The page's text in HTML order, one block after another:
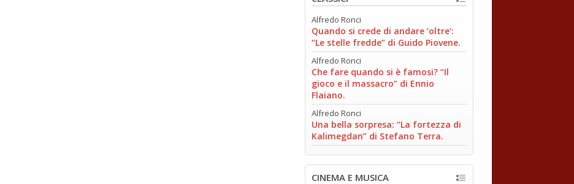
Alfredo Ronci
Quando si crede di andare ‘oltre’:
“Le stelle fredde” di Guido Piovene.
Alfredo Ronci
Che fare quando si è famosi? “Il
gioco e il massacro” di Ennio
Flaiano.
Alfredo Ronci
Una bella sorpresa: “La fortezza di
Kalimegdan” di Stefano Terra.
CINEMA E MUSICA